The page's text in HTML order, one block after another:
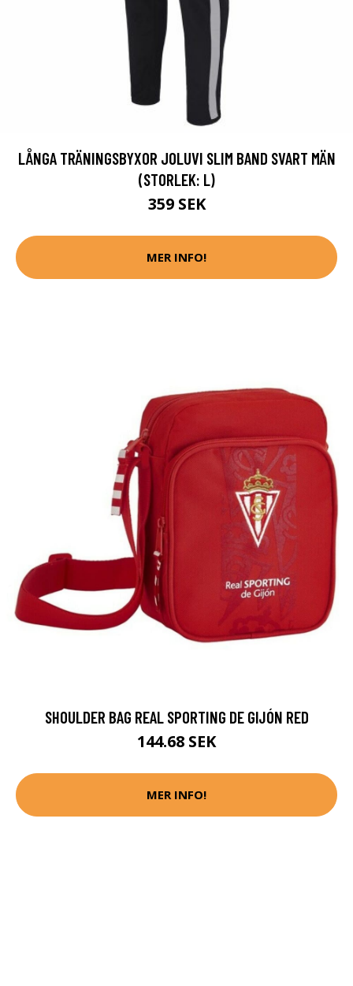
LÅNGA TRÄNINGSBYXOR JOLUVI SLIM BAND SVART MÄN
(STORLEK: L)
359 SEK
MER INFO!
SHOULDER BAG REAL SPORTING DE GIJÓN RED
144.68 SEK
MER INFO!